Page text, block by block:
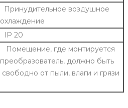
Принудительное воздушное
охлаждение
IP 20
Помещение, где монтируется
преобразователь, должно быть
свободно от пыли, влаги и грязи